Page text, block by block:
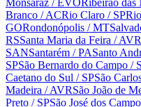
Monsaraz / EVORibeirão das
Branco / ACRio Claro / SP
GORondonópolis / MT
RSSanta Maria da Feira / AVR
SANSantarém / PASanto
SPSão Bernardo do Campo /
Caetano do Sul / SPSão
Madeira / AVRSão João de
Preto / SPSão José dos